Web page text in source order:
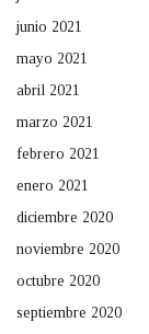
junio 2021
mayo 2021
abril 2021
marzo 2021
febrero 2021
enero 2021
diciembre 2020
noviembre 2020
octubre 2020
septiembre 2020